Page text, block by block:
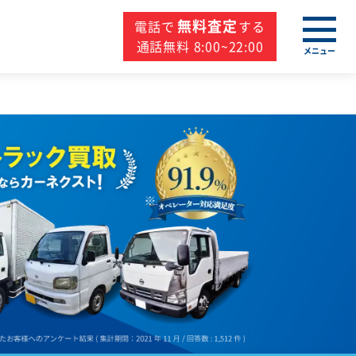
電話で 無料査定する
通話無料 8:00~22:00
メニュー